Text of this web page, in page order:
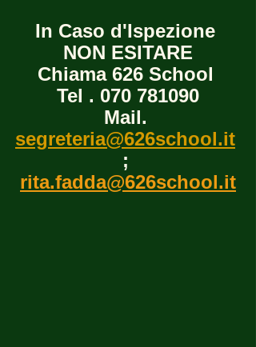
In Caso d'Ispezione
NON ESITARE
Chiama 626 School
Tel . 070 781090
Mail.
segreteria@626school.it
;
rita.fadda@626school.it